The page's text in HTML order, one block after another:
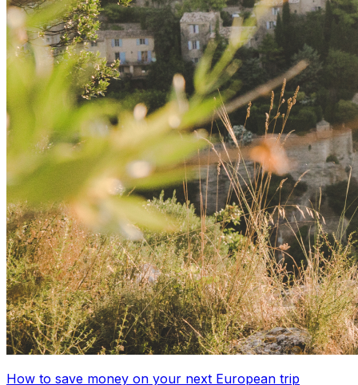
How to save money on your next European trip